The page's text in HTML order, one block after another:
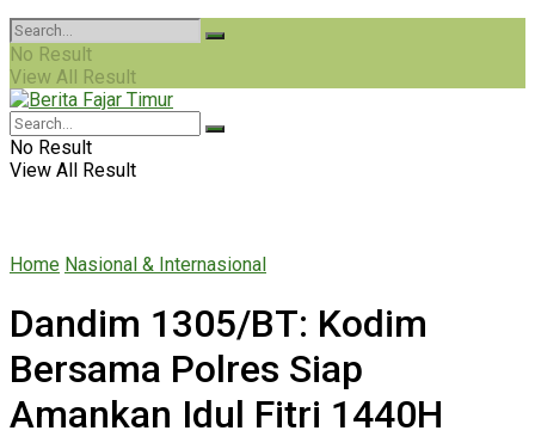
No Result
View All Result
No Result
View All Result
Home Nasional & Internasional
Dandim 1305/BT: Kodim
Bersama Polres Siap
Amankan Idul Fitri 1440H